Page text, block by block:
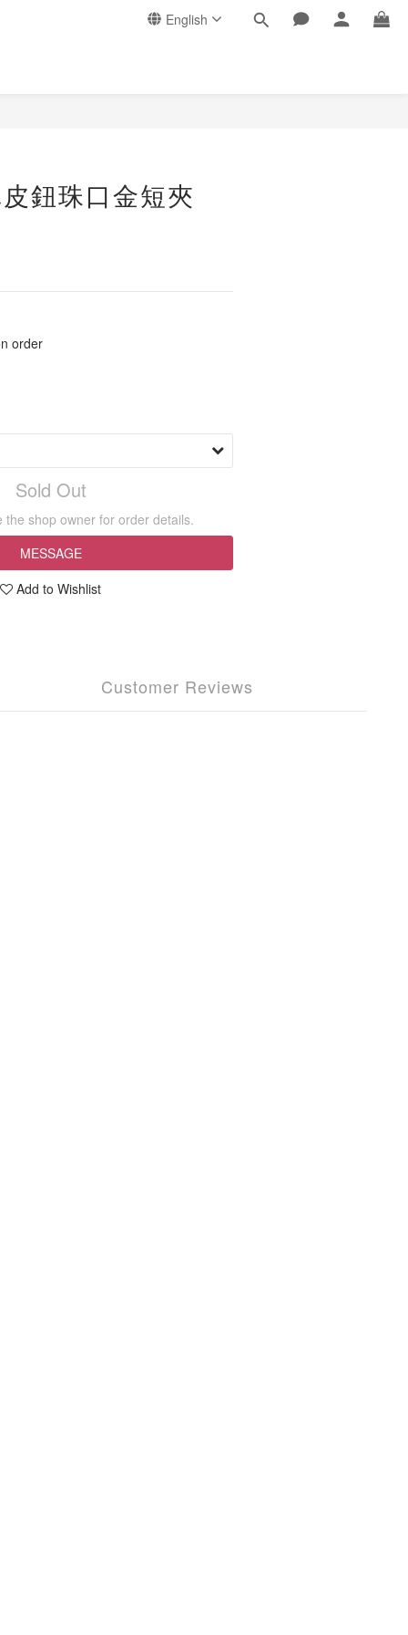
English
皮鈕珠口金短夾
order
Sold Out
the shop owner for order details.
MESSAGE
Add to Wishlist
Customer Reviews